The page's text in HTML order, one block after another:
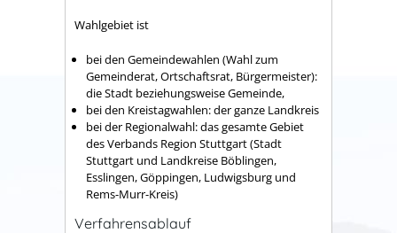
Wahlgebiet ist
bei den Gemeindewahlen (Wahl zum
Gemeinderat, Ortschaftsrat, Bürgermeister):
die Stadt beziehungsweise Gemeinde,
bei den Kreistagwahlen: der ganze Landkreis
bei der Regionalwahl: das gesamte Gebiet
des Verbands Region Stuttgart (Stadt
Stuttgart und Landkreise Böblingen,
Esslingen, Göppingen, Ludwigsburg und
Rems-Murr-Kreis)
Verfahrensablauf